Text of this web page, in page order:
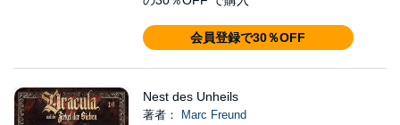
会員登録で30％OFF
Nest des Unheils
著者：
Marc Freund